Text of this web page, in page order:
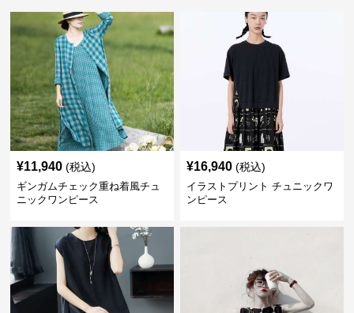
¥11,940 (税込)
ギンガムチェック重ね着風チュ
ニックワンピース
¥16,940 (税込)
イラストプリント チュニックワ
ンピース